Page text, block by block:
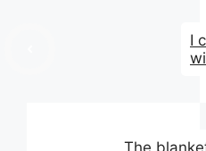
I
The